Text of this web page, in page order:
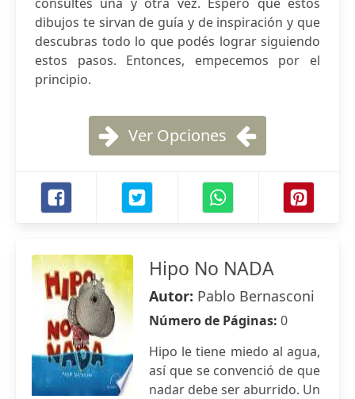
dibujos te sirvan de guía y de inspiración y que
descubras todo lo que podés lograr siguiendo
estos pasos. Entonces, empecemos por el
principio.
Ver Opciones
Hipo No NADA
Autor: Pablo Bernasconi
Número de Páginas: 0
Hipo le tiene miedo al agua,
así que se convenció de que
nadar debe ser aburrido. Un